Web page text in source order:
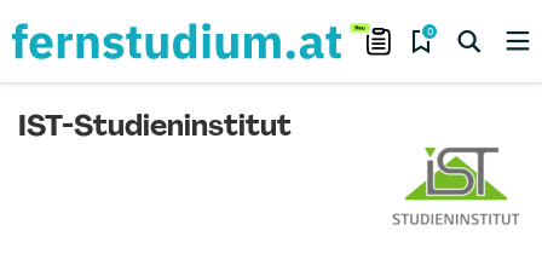
0
IST-Studieninstitut